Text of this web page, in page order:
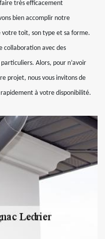
très efficacement
bien accomplir notre
votre toit, son type et sa forme.
collaboration avec des
Alors, pour n’avoir
projet, nous vous invitons de
à votre disponibilité.